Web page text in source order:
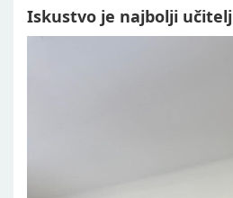
Iskustvo je najbolji učitelj